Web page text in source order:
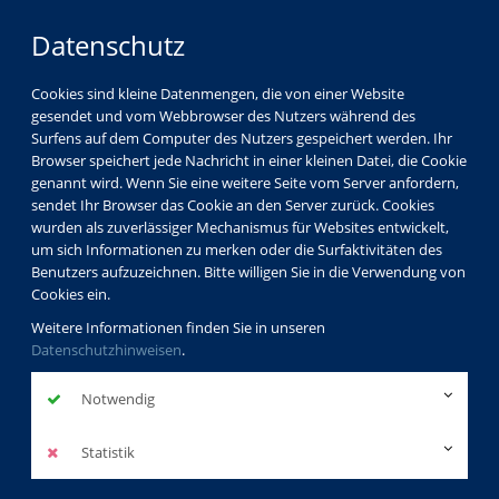
Datenschutz
Cookies sind kleine Datenmengen, die von einer Website
gesendet und vom Webbrowser des Nutzers während des
Surfens auf dem Computer des Nutzers gespeichert werden. Ihr
Browser speichert jede Nachricht in einer kleinen Datei, die Cookie
genannt wird. Wenn Sie eine weitere Seite vom Server anfordern,
sendet Ihr Browser das Cookie an den Server zurück. Cookies
wurden als zuverlässiger Mechanismus für Websites entwickelt,
um sich Informationen zu merken oder die Surfaktivitäten des
Benutzers aufzuzeichnen. Bitte willigen Sie in die Verwendung von
Cookies ein.
Weitere Informationen finden Sie in unseren
Datenschutzhinweisen.
Notwendig
Statistik